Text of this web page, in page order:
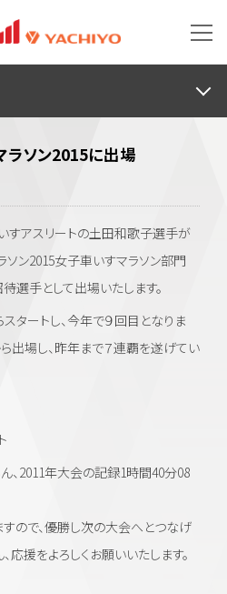
ラソン2015に出場
アスリートの土田和歌子選手が
ソン2015女子車いすマラソン部門
選手として出場いたします。
タートし、今年で９回目となりま
出場し、昨年まで７連覇を遂げてい
、2011年大会の記録1時間40分08
ので、優勝し次の大会へとつなげ
応援をよろしくお願いいたします。